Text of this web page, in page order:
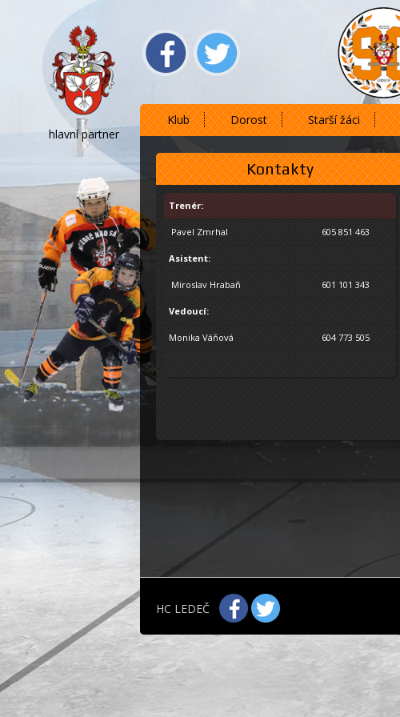
Klub Dorost Starší žáci
Kontakty
Trenér:
Pavel Zmrhal 605 851 463
Asistent:
Miroslav Hrabaň 601 101 343
Vedoucí:
Monika Váňová 604 773 505
HC LEDEČ
hlavní partner